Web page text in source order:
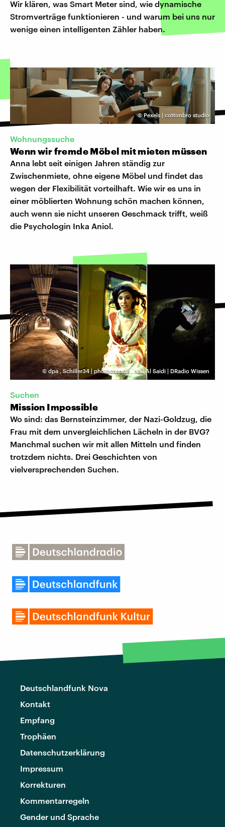
Wir klären, was Smart Meter sind, wie dynamische
Stromverträge funktionieren - und warum bei uns nur
wenige einen intelligenten Zähler haben.
©Pexels | cottonbro studio
Wohnungssuche
Wenn wir fremde Möbel mit mieten müssen
Anna lebt seit einigen Jahren ständig zur
Zwischenmiete, ohne eigene Möbel und findet das
wegen der Flexibilität vorteilhaft. Wie wir es uns in
einer möblierten Wohnung schön machen können,
auch wenn sie nicht unseren Geschmack trifft, weiß
die Psychologin Inka Aniol.
©dpa, Schiller34 | photocase.de,Nail Al Saidi | DRadio Wissen
Suchen
Mission Impossible
Wo sind: das Bernsteinzimmer, der Nazi-Goldzug, die
Frau mit dem unvergleichlichen Lächeln in der BVG?
Manchmal suchen wir mit allen Mitteln und finden
trotzdem nichts. Drei Geschichten von
vielversprechenden Suchen.
Deutschlandfunk Nova
Kontakt
Empfang
Trophäen
Datenschutzerklärung
Impressum
Korrekturen
Kommentarregeln
Gender und Sprache